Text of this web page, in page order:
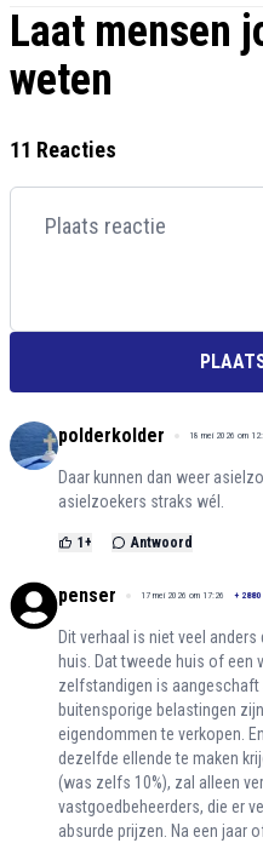
Laat mensen
weten
11 Reacties
polderkolder 18 mei 2026 om
Daar kunnen dan weer
asielzoekers straks wél.
1 + Antwoord
penser 17 mei 2026 om 17:26 + 2880
Dit verhaal is niet veel
huis. Dat tweede huis of
zelfstandigen is
buitensporige belastingen
eigendommen te verkopen.
dezelfde ellende te maken
(was zelfs 10%), zal alleen
vastgoedbeheerders, die er
absurde prijzen. Na een jaar